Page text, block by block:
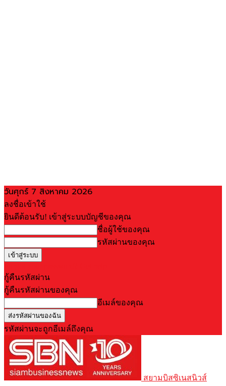
วันศุกร์ 7 สิงหาคม 2026
ลงชื่อเข้าใช้
ยินดีต้อนรับ! เข้าสู่ระบบบัญชีของคุณ
ชื่อผู้ใช้ของคุณ
รหัสผ่านของคุณ
กู้คืนรหัสผ่าน
กู้คืนรหัสผ่านของคุณ
อีเมล์ของคุณ
รหัสผ่านจะถูกอีเมล์ถึงคุณ
สยามบิสซิเนสนิวส์